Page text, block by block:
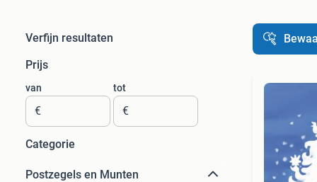
Verfijn resultaten
Prijs
van
€
tot
€
Categorie
Postzegels en Munten